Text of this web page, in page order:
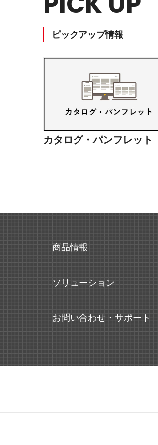
ピックアップ情報
カタログ・パンフレット
商品情報
ソリューション
お問い合わせ・サポート